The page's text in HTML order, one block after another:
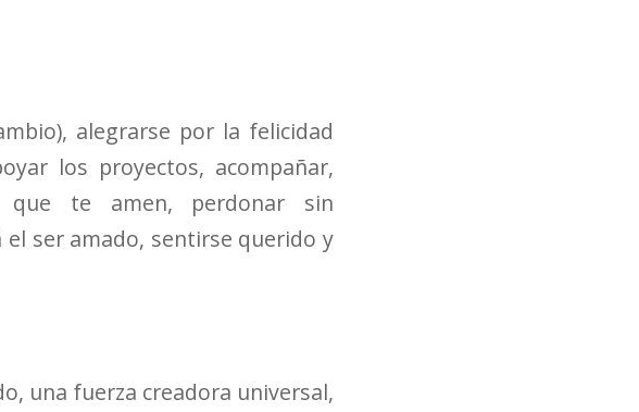
alegrarse por la felicidad
los proyectos, acompañar,
que te amen, perdonar sin
ser amado, sentirse querido y
una fuerza creadora universal,